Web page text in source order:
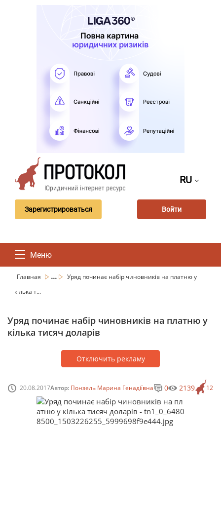
RU
Зарегистрироваться Войти
Меню
Главная ...
Уряд починає набір чиновників на платню у
кілька т...
Уряд починає набір чиновників на платню у
кілька тисяч доларів
Отключить рекламу
20.08.2017Автор: Понзель Марина Генадіївна 12
0 2139